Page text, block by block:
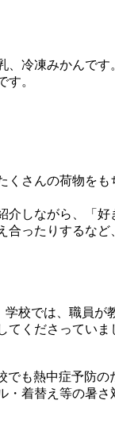
冷凍みかんで
。
さんの荷物を
しながら、「好
ったりするなど
校では、職員が
くださってい
も熱中症予防
着替え等の暑